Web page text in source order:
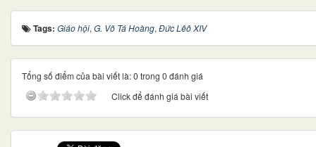
Tags: Giáo hội, G. Võ Tá Hoàng, Đức Lêô XIV
Tổng số điểm của bài viết là: 0 trong 0 đánh giá
Click để đánh giá bài viết